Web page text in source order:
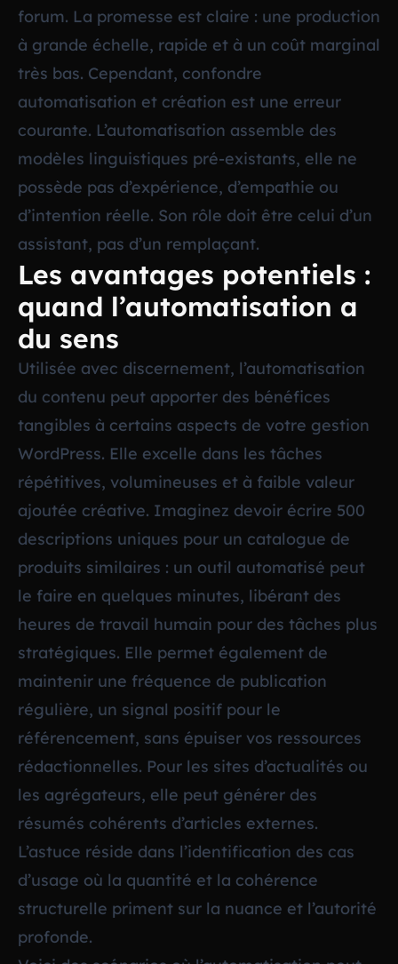
forum. La promesse est claire : une production
à grande échelle, rapide et à un coût marginal
très bas. Cependant, confondre
automatisation et création est une erreur
courante. L’automatisation assemble des
modèles linguistiques pré-existants, elle ne
possède pas d’expérience, d’empathie ou
d’intention réelle. Son rôle doit être celui d’un
assistant, pas d’un remplaçant.
Les avantages potentiels :
quand l’automatisation a
du sens
Utilisée avec discernement, l’automatisation
du contenu peut apporter des bénéfices
tangibles à certains aspects de votre gestion
WordPress. Elle excelle dans les tâches
répétitives, volumineuses et à faible valeur
ajoutée créative. Imaginez devoir écrire 500
descriptions uniques pour un catalogue de
produits similaires : un outil automatisé peut
le faire en quelques minutes, libérant des
heures de travail humain pour des tâches plus
stratégiques. Elle permet également de
maintenir une fréquence de publication
régulière, un signal positif pour le
référencement, sans épuiser vos ressources
rédactionnelles. Pour les sites d’actualités ou
les agrégateurs, elle peut générer des
résumés cohérents d’articles externes.
L’astuce réside dans l’identification des cas
d’usage où la quantité et la cohérence
structurelle priment sur la nuance et l’autorité
profonde.